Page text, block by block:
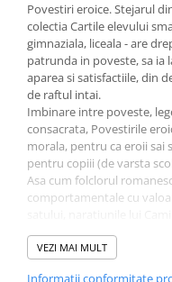
Sa nu razi :((
Drept
Legislatie
Fictiune
Actiune si Aventura
Actiune,aventura
Clasici
Crime, Thriller, Mistery
Fantasy
Istorica
Literatura de divertisment
Povestiri eroice. Stejarul
colectia Cartile elevului
gimnaziala, liceala - are
patrunda in poveste, sa ia
aparea si satisfactiile, din
de raftul intai.
Imbinare intre poveste,
consacrata, Povestirile
morala, pentru ca eroii sai
pentru copiii (de varsta
Asa cum folclorul
comportamentale cu
noastre la un prototip
Pentru ca eroii sai sunt
VEZI MAI MULT
Informatii conformitate